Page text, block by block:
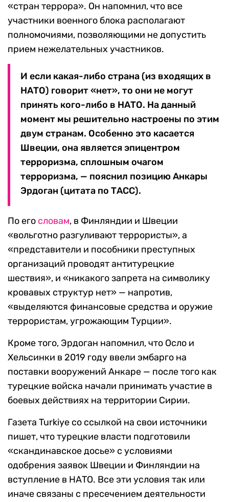
«стран террора». Он напомнил, что все
участники военного блока располагают
полномочиями, позволяющими не допустить
прием нежелательных участников.
И если какая-либо страна (из входящих в
НАТО) говорит «нет», то они не могут
принять кого-либо в НАТО. На данный
момент мы решительно настроены по этим
двум странам. Особенно это касается
Швеции, она является эпицентром
терроризма, сплошным очагом
терроризма, — пояснил позицию Анкары
Эрдоган (цитата по ТАСС).
По его словам, в Финляндии и Швеции
«вольготно разгуливают террористы», а
«представители и пособники преступных
организаций проводят антитурецкие
шествия», и «никакого запрета на символику
кровавых структур нет» — напротив,
«выделяются финансовые средства и оружие
террористам, угрожающим Турции».
Кроме того, Эрдоган напомнил, что Осло и
Хельсинки в 2019 году ввели эмбарго на
поставки вооружений Анкаре — после того как
турецкие войска начали принимать участие в
боевых действиях на территории Сирии.
Газета Turkiye со ссылкой на свои источники
пишет, что турецкие власти подготовили
«скандинавское досье» с условиями
одобрения заявок Швеции и Финляндии на
вступление в НАТО. Все эти условия так или
иначе связаны с пресечением деятельности